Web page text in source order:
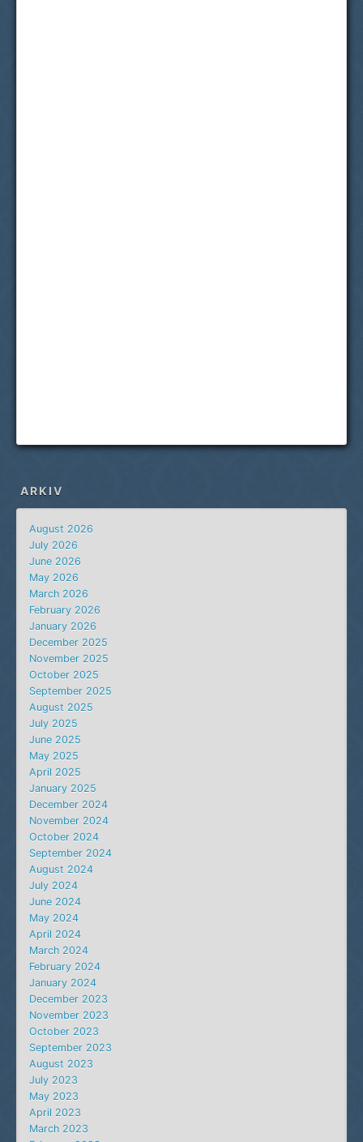
ARKIV
August 2026
July 2026
June 2026
May 2026
March 2026
February 2026
January 2026
December 2025
November 2025
October 2025
September 2025
August 2025
July 2025
June 2025
May 2025
April 2025
January 2025
December 2024
November 2024
October 2024
September 2024
August 2024
July 2024
June 2024
May 2024
April 2024
March 2024
February 2024
January 2024
December 2023
November 2023
October 2023
September 2023
August 2023
July 2023
May 2023
April 2023
March 2023